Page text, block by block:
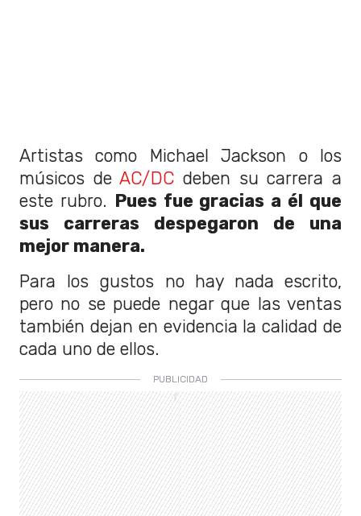
Artistas como Michael Jackson o los
músicos deAC/DC deben su carrera a
este rubro. Pues fue gracias a él que
sus carreras despegaron de una
mejor manera.
Para los gustos no hay nada escrito,
pero no se puede negar que las ventas
también dejan en evidencia la calidad de
cada uno de ellos.